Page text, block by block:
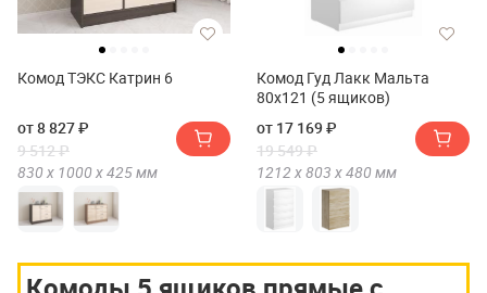
Комод ТЭКС Катрин 6
от 8 827 ₽
9 512 ₽
830 х 1000 х425мм
Комод Гуд Лакк Мальта
80х121 (5 ящиков)
от 17 169 ₽
19 549 ₽
1212 х803 х480 мм